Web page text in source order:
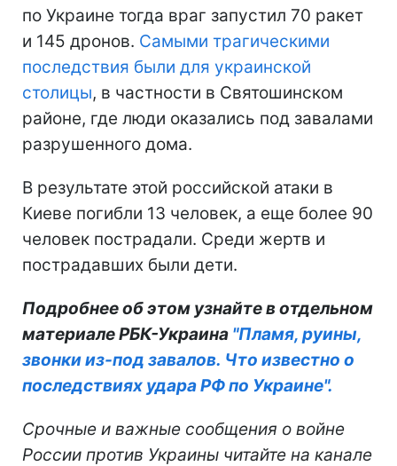
по Украине тогда враг запустил 70 ракет
и 145 дронов. Самыми трагическими
последствия были для украинской
столицы, в частности в Святошинском
районе, где люди оказались под завалами
разрушенного дома.
В результате этой российской атаки в
Киеве погибли 13 человек, а еще более 90
человек пострадали. Среди жертв и
пострадавших были дети.
Подробнее об этом узнайте в отдельном
материале РБК-Украина "Пламя, руины,
звонки из-под завалов. Что известно о
последствиях удара РФ по Украине".
Срочные и важные сообщения о войне
России против Украины читайте на канале